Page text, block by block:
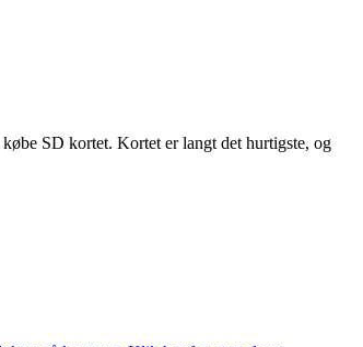
SD kortet. Kortet er langt det hurtigste, og